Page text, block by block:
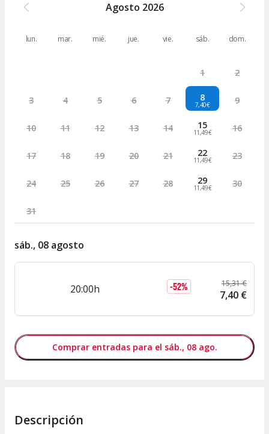
Agosto 2026
lun. mar. mié. jue. vie. sáb. dom.
1 2
3 4 5 6 7 8
7,40€ 9
10 11 12 13 14 15
11,49€ 16
17 18 19 20 21 22
11,49€ 23
24 25 26 27 28 29
11,49€ 30
31
sáb., 08 agosto
20:00h -52% 15,31 €
7,40 €
Comprar entradas para el sáb., 08 ago.
Descripción